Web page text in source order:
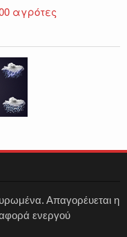
αγρότες
Απαγορέυεται η
ενεργού